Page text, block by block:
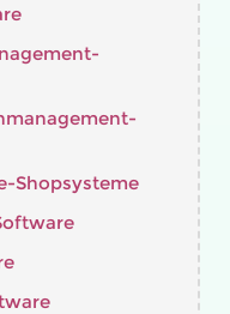
Shopsysteme